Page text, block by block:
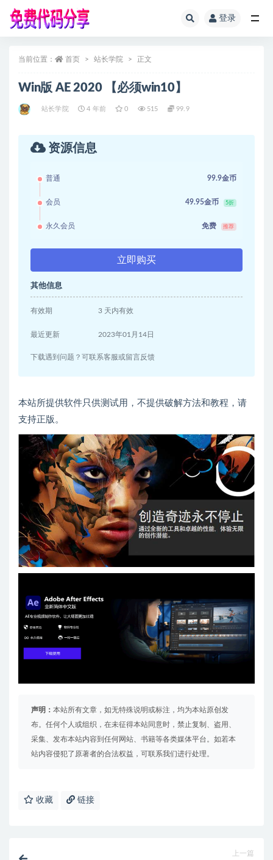
登录
当前位置： 首页 站长学院 正文
Win版 AE 2020 【必须win10】
站长学院 4 年前 0 515 99.9
资源信息
普通 99.9金币
会员 49.95金币 5折
永久会员 免费 推荐
立即购买
其他信息
有效期 3 天内有效
最近更新 2023年01月14日
下载遇到问题？可联系客服或留言反馈
本站所提供软件只供测试用，不提供破解方法和教程，请
支持正版。
声明： 本站所有文章，如无特殊说明或标注，均为本站原创发
布。任何个人或组织，在未征得本站同意时，禁止复制、盗用、
采集、发布本站内容到任何网站、书籍等各类媒体平台。如若本
站内容侵犯了原著者的合法权益，可联系我们进行处理。
收藏 链接
上一篇